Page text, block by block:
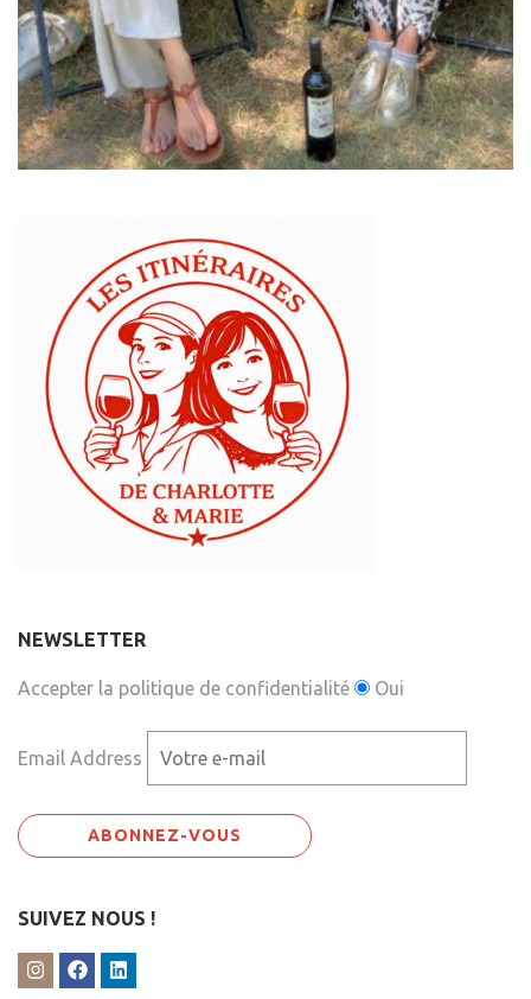
NEWSLETTER
Accepter la politique de confidentialité Oui
Email Address
SUIVEZ NOUS !